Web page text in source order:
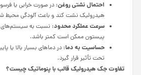
احتمال نشتی روغن: در صورت خرابی یا
هیدرولیک نشت کند و باعث آلودگی محیط
سرعت عملکرد محدود: نسبت به
پیستون ممکن است کمتر باشد.
حساسیت به دما: در دماهای بسیار بالا یا
تحت تأثیر قرار گیرد.
تفاوت جک هیدرولیک قالب با پنوماتیک چیست؟